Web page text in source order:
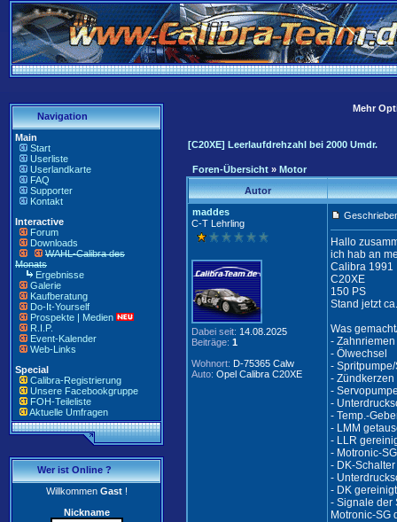
Navigation
Main
Start
Userliste
Userlandkarte
FAQ
Supporter
Kontakt
Interactive
Forum
Downloads
WAHL-Calibra des
Monats
Ergebnisse
Galerie
Kaufberatung
Do-It-Yourself
Prospekte | Medien
R.I.P.
Event-Kalender
Web-Links
Special
Calibra-Registrierung
Unsere Facebookgruppe
FOH-Teileliste
Aktuelle Umfragen
Wer ist Online ?
WillkommenGast!
Nickname
Mehr
[C20XE] Leerlaufdrehzahl bei 2000 Umdr.
Foren-Übersicht » Motor
Autor
maddes
C-T Lehrling
Dabei seit: 14.08.2025
Beiträge: 1
Wohnort: D-75365 Calw
Auto: Opel Calibra C20XE
Hallo
ich hab an
Calibra 1991
C20XE
150 PS
Stand jetzt
Was
-
- Ölwechsel
-
- Zündkerzen
-
-
- Temp.-
- LMM
- LLR
- Motronic-
- DK-
-
- DK
- Signale der
Motronic-SG